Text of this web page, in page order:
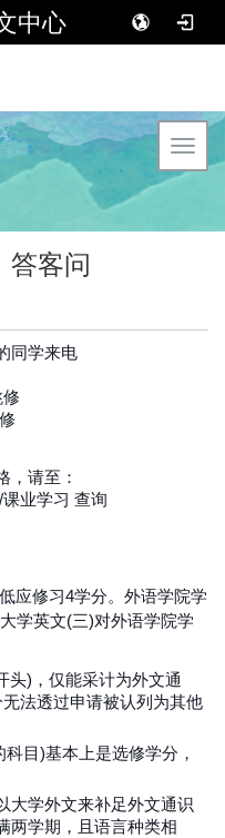
中心
答客问
同学来电
，请至：
业学习 查询
应修习4学分。外语学院学
学英文(三)对外语学院学
头)，仅能采计为外文通
法透过申请被认列为其他
目)基本上是选修学分，
大学外文来补足外文通识
两学期，且语言种类相